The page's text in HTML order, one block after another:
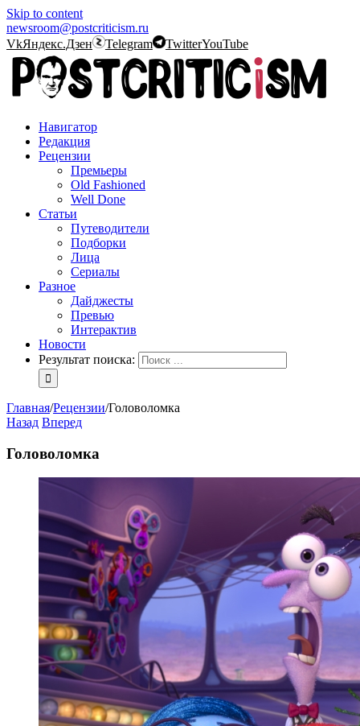
Skip to content
newsroom@postcriticism.ru
VkЯндекс.Дзен Telegram TwitterYouTube
Навигатор
Редакция
Рецензии
Премьеры
Old Fashioned
Well Done
Статьи
Путеводители
Подборки
Лица
Сериалы
Разное
Дайджесты
Превью
Интерактив
Новости
Результат поиска:
Главная/Рецензии/Головоломка
Назад Вперед
Головоломка